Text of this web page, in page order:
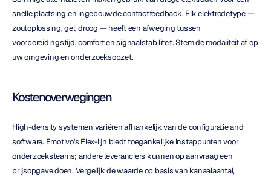
snelle plaatsing en ingebouwde contactfeedback. Elk elektrodetype —
zoutoplossing, gel, droog — heeft een afweging tussen
voorbereidingstijd, comfort en signaalstabiliteit. Stem de modaliteit af op
uw omgeving en onderzoeksopzet.
Kostenoverwegingen
High-density systemen variëren afhankelijk van de configuratie and
software. Emotivo's Flex-lijn biedt toegankelijke instappunten voor
onderzoeksteams; andere leveranciers kunnen op aanvraag een
prijsopgave doen. Vergelijk de waarde op basis van kanaalaantal,